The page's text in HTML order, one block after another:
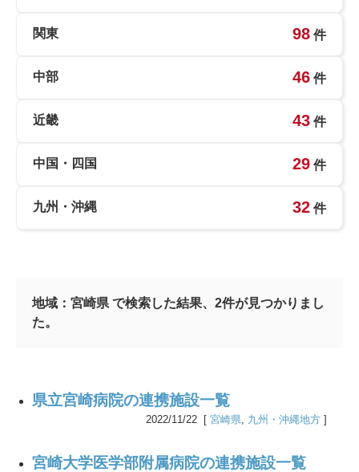
関東 98 件
中部 46 件
近畿 43 件
中国・四国 29 件
九州・沖縄 32 件
地域： 宮崎県 で検索した結果、 2件が見つかりまし
た。
県立宮崎病院の連携施設一覧
2022/11/22 [ 宮崎県 九州・沖縄地方 ]
宮崎大学医学部附属病院の連携施設一覧